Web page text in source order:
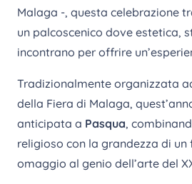
Malaga -, questa celebrazione
un palcoscenico dove estetica,
incontrano per offrire
Tradizionalmente organizzata
della Fiera di Malaga,
anticipata a Pasqua,
religioso con la grandezza di un
omaggio al genio dell’arte del